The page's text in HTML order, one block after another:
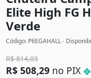
Elite High FG
Verde
Código: P6EGAHALL -
R$814,03
R$ 508,29 no PIX